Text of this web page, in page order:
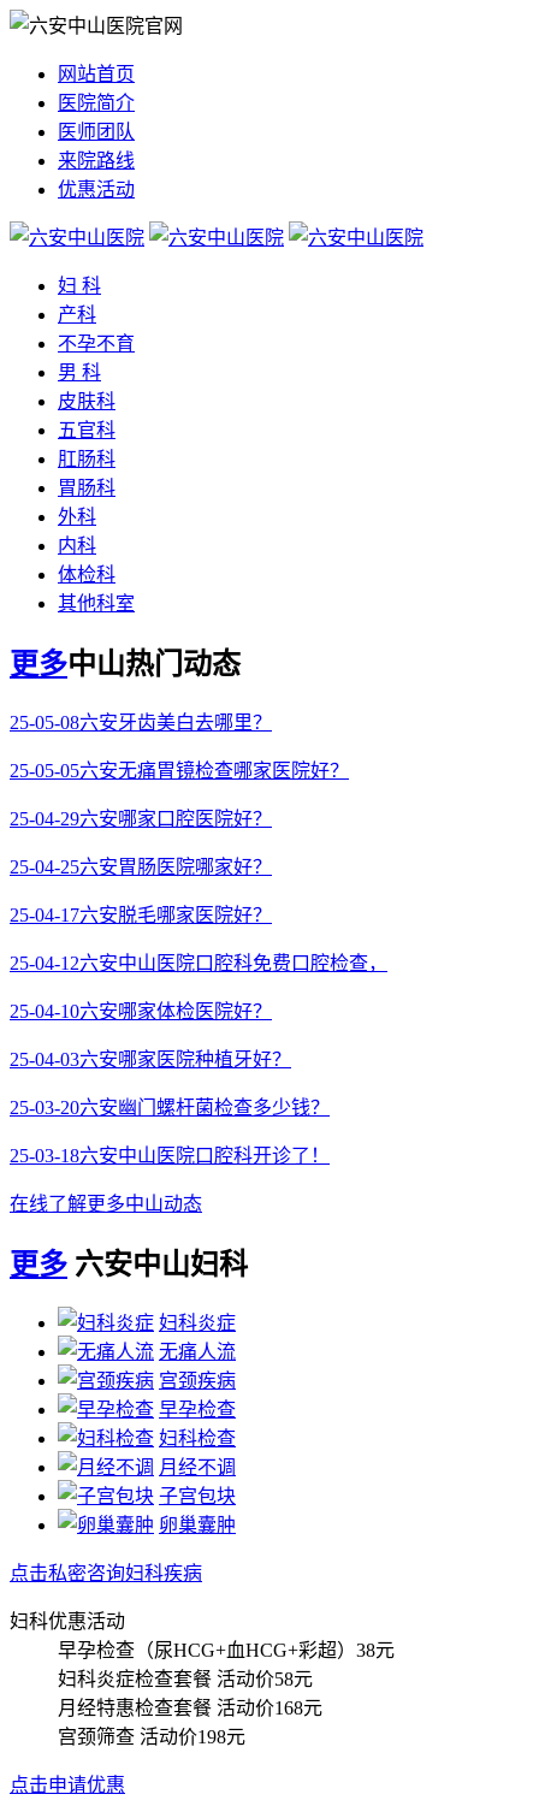
网站首页
医院简介
医师团队
来院路线
优惠活动
妇 科
产科
不孕不育
男 科
皮肤科
五官科
肛肠科
胃肠科
外科
内科
体检科
其他科室
更多中山热门动态
25-05-08六安牙齿美白去哪里？
25-05-05六安无痛胃镜检查哪家医院好？
25-04-29六安哪家口腔医院好？
25-04-25六安胃肠医院哪家好？
25-04-17六安脱毛哪家医院好？
25-04-12六安中山医院口腔科免费口腔检查，
25-04-10六安哪家体检医院好？
25-04-03六安哪家医院种植牙好？
25-03-20六安幽门螺杆菌检查多少钱？
25-03-18六安中山医院口腔科开诊了！
在线了解更多中山动态
更多 六安中山妇科
妇科炎症
无痛人流
宫颈疾病
早孕检查
妇科检查
月经不调
子宫包块
卵巢囊肿
点击私密咨询妇科疾病
妇科优惠活动
早孕检查（尿HCG+血HCG+彩超） 38元
妇科炎症检查套餐 活动价58元
月经特惠检查套餐 活动价168元
宫颈筛查 活动价198元
点击申请优惠